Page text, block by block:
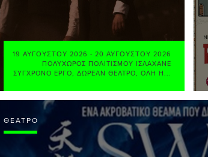
19 ΑΥΓΟΎΣΤΟΥ 2026 - 20 ΑΥΓΟΎΣΤΟΥ 2026
ΠΟΛΥΧΏΡΟΣ ΠΟΛΙΤΙΣΜΟΎ ΙΣΛΑΧΑΝΈ
ΣΎΓΧΡΟΝΟ ΈΡΓΟ
ΔΩΡΕΆΝ ΘΈΑΤΡΟ ΌΛΗ Η...
ΘΈΑΤΡΟ